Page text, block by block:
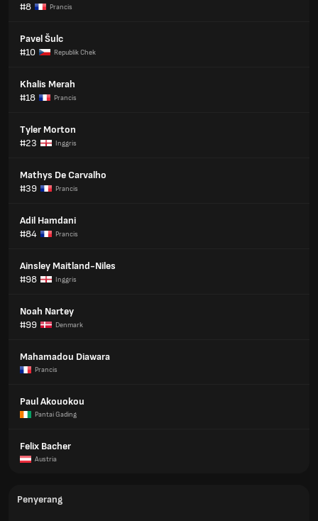
#8
Prancis
Pavel Šulc
#10
Republik Chek
Khalis Merah
#18
Prancis
Tyler Morton
#23
Inggris
Mathys De Carvalho
#39
Prancis
Adil Hamdani
#84
Prancis
Ainsley Maitland-Niles
#98
Inggris
Noah Nartey
#99
Denmark
Mahamadou Diawara
Prancis
Paul Akouokou
Pantai Gading
Felix Bacher
Austria
Penyerang